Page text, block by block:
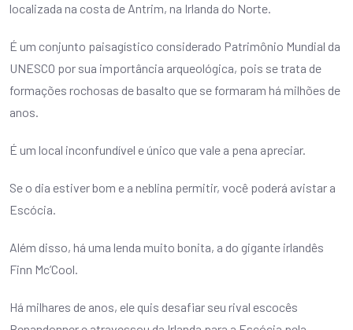
localizada na costa de Antrim, na Irlanda do Norte.
É um conjunto paisagístico considerado Patrimônio Mundial da
UNESCO por sua importância arqueológica, pois se trata de
formações rochosas de basalto que se formaram há milhões de
anos.
É um local inconfundível e único que vale a pena apreciar.
Se o dia estiver bom e a neblina permitir, você poderá avistar a
Escócia.
Além disso, há uma lenda muito bonita, a do gigante irlandês
Finn Mc’Cool.
Há milhares de anos, ele quis desafiar seu rival escocês